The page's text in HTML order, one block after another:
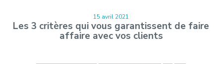
15 avril 2021
Les 3 critères qui vous garantissent de faire
affaire avec vos clients